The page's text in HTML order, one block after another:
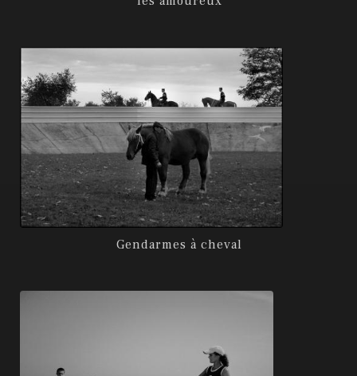
Gendarmes à cheval